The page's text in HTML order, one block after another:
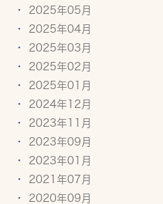
2025年05月
2025年04月
2025年03月
2025年02月
2025年01月
2024年12月
2023年11月
2023年09月
2023年01月
2021年07月
2020年09月